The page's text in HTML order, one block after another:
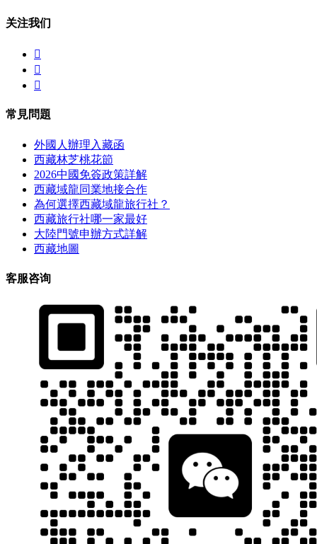
关注我们



常見問題
外國人辦理入藏函
西藏林芝桃花節
2026中國免簽政策詳解
西藏域龍同業地接合作
為何選擇西藏域龍旅行社？
西藏旅行社哪一家最好
大陸門號申辦方式詳解
西藏地圖
客服咨询